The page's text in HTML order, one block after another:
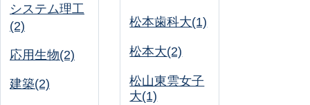
システム理工
(2)
応用生物(2)
建築(2)
松本歯科大(1)
松本大(2)
松山東雲女子
大(1)